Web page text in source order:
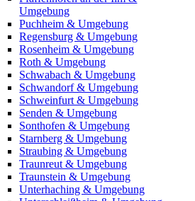
Umgebung
Puchheim & Umgebung
Regensburg & Umgebung
Rosenheim & Umgebung
Roth & Umgebung
Schwabach & Umgebung
Schwandorf & Umgebung
Schweinfurt & Umgebung
Senden & Umgebung
Sonthofen & Umgebung
Starnberg & Umgebung
Straubing & Umgebung
Traunreut & Umgebung
Traunstein & Umgebung
Unterhaching & Umgebung